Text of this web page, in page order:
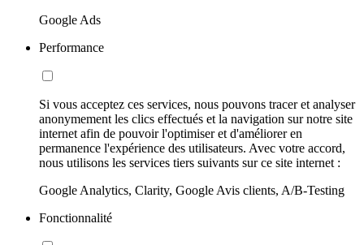
Google Ads
Performance
Si vous acceptez ces services, nous pouvons tracer et analyser
anonymement les clics effectués et la navigation sur notre site
internet afin de pouvoir l'optimiser et d'améliorer en
permanence l'expérience des utilisateurs. Avec votre accord,
nous utilisons les services tiers suivants sur ce site internet :
Google Analytics, Clarity, Google Avis clients, A/B-Testing
Fonctionnalité